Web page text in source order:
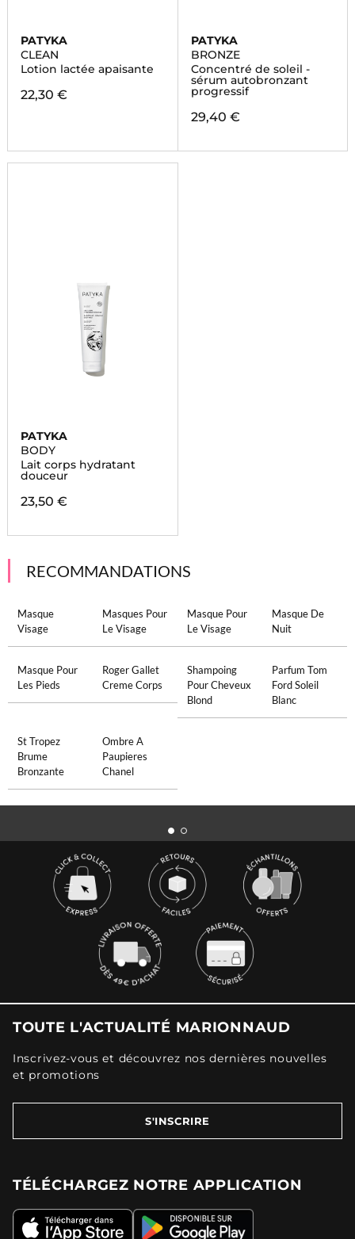
PATYKA
CLEAN
Lotion lactée apaisante
22,30 €
PATYKA
BRONZE
Concentré de soleil -
sérum autobronzant
progressif
29,40 €
PATYKA
BODY
Lait corps hydratant
douceur
23,50 €
RECOMMANDATIONS
Masque
Visage
Masques Pour
Le Visage
Masque Pour
Le Visage
Masque De
Nuit
Masque Pour
Les Pieds
Roger Gallet
Creme Corps
Shampoing
Pour Cheveux
Blond
Parfum Tom
Ford Soleil
Blanc
St Tropez
Brume
Bronzante
Ombre A
Paupieres
Chanel
TOUTE L'ACTUALITÉ MARIONNAUD
Inscrivez-vous et découvrez nos dernières nouvelles
et promotions
S'INSCRIRE
TÉLÉCHARGEZ NOTRE APPLICATION